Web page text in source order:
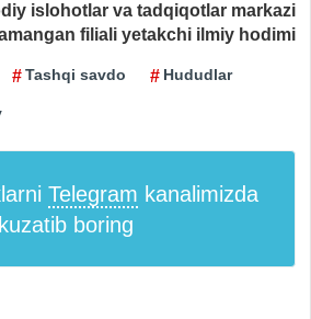
islohotlar va tadqiqotlar markazi
filiali yetakchi ilmiy hodimi
Tashqi savdo Hududlar
Telegram kanalimizda
kuzatib boring